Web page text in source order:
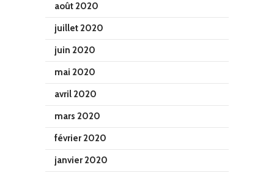
août 2020
juillet 2020
juin 2020
mai 2020
avril 2020
mars 2020
février 2020
janvier 2020